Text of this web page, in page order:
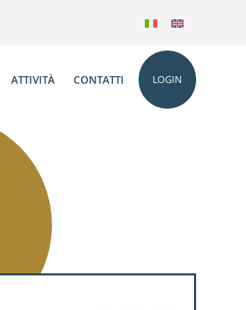
ATTIVITÀ CONTATTI LOGIN